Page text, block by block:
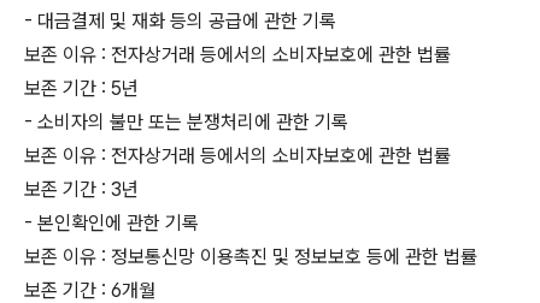
- 대금결제 및 재화 등의 공급에 관한 기록
보존 이유 : 전자상거래 등에서의 소비자보호에 관한 법률
보존 기간 : 5년
- 소비자의 불만 또는 분쟁처리에 관한 기록
보존 이유 : 전자상거래 등에서의 소비자보호에 관한 법률
보존 기간 : 3년
- 본인확인에 관한 기록
보존 이유 : 정보통신망 이용촉진 및 정보보호 등에 관한 법률
보존 기간 : 6개월